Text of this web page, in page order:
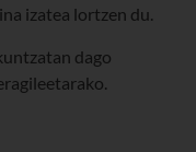
izatea lortzen du.
dago